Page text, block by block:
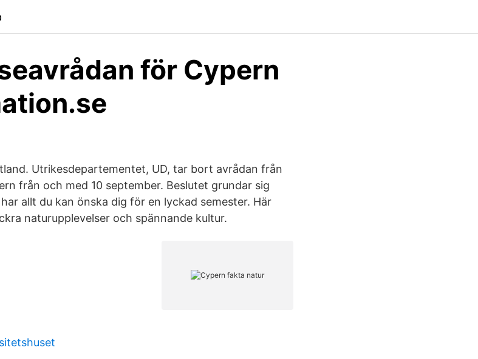
för Cypern
Utrikesdepartementet, UD, tar bort avrådan från
från och med 10 september. Beslutet grundar sig
allt du kan önska dig för en lyckad semester. Här
naturupplevelser och spännande kultur.